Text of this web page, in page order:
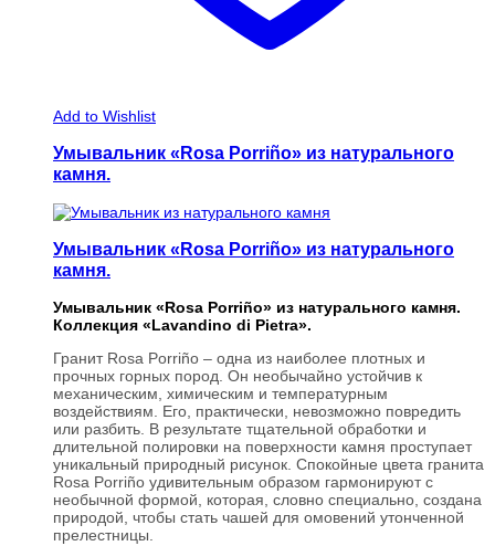
Add to Wishlist
Умывальник «Rosa Porriño» из натурального
камня.
Умывальник «Rosa Porriño» из натурального
камня.
Умывальник «Rosa Porriño» из натурального камня.
Коллекция «Lavandino di Pietra».
Гранит Rosa Porriño – одна из наиболее плотных и
прочных горных пород. Он необычайно устойчив к
механическим, химическим и температурным
воздействиям. Его, практически, невозможно повредить
или разбить. В результате тщательной обработки и
длительной полировки на поверхности камня проступает
уникальный природный рисунок. Спокойные цвета гранита
Rosa Porriño удивительным образом гармонируют с
необычной формой, которая, словно специально, создана
природой, чтобы стать чашей для омовений утонченной
прелестницы.